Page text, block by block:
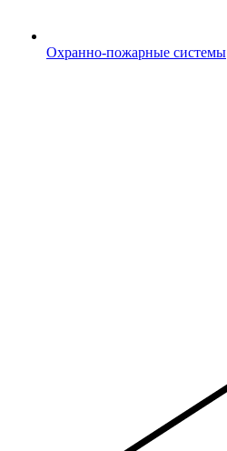
Охранно-пожарные системы